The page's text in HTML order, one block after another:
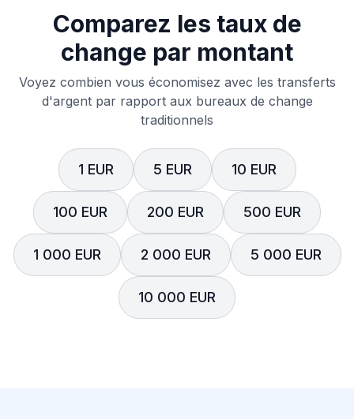
Comparez les taux de
change par montant
Voyez combien vous économisez avec les transferts
d'argent par rapport aux bureaux de change
traditionnels
1 EUR 5 EUR 10 EUR
100 EUR 200 EUR 500 EUR
1 000 EUR 2 000 EUR 5 000 EUR
10 000 EUR